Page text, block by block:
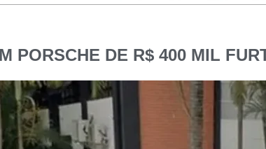
PORSCHE DE R$ 400 MIL